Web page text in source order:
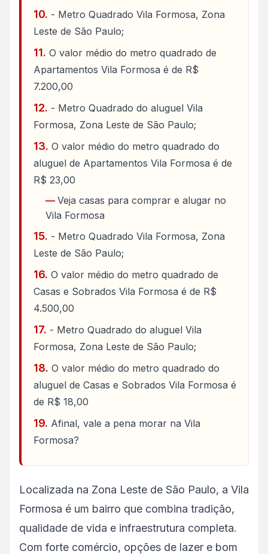
- Metro Quadrado Vila Formosa, Zona
Leste de São Paulo;
O valor médio do metro quadrado de
Apartamentos Vila Formosa é de R$
7.200,00
- Metro Quadrado do aluguel Vila
Formosa, Zona Leste de São Paulo;
O valor médio do metro quadrado do
aluguel de Apartamentos Vila Formosa é de
R$ 23,00
Veja casas para comprar e alugar no
Vila Formosa
- Metro Quadrado Vila Formosa, Zona
Leste de São Paulo;
O valor médio do metro quadrado de
Casas e Sobrados Vila Formosa é de R$
4.500,00
- Metro Quadrado do aluguel Vila
Formosa, Zona Leste de São Paulo;
O valor médio do metro quadrado do
aluguel de Casas e Sobrados Vila Formosa é
de R$ 18,00
Afinal, vale a pena morar na Vila
Formosa?
Localizada na Zona Leste de São Paulo, a Vila
Formosa é um bairro que combina tradição,
qualidade de vida e infraestrutura completa.
Com forte comércio, opções de lazer e bom